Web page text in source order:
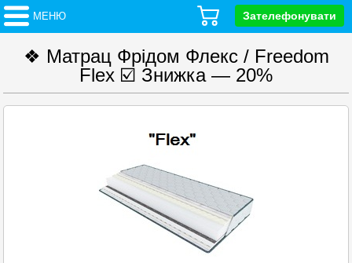
МЕНЮ Зателефонувати
❖ Матрац Фрідом Флекс / Freedom
Flex ☑️ Знижка — 20%